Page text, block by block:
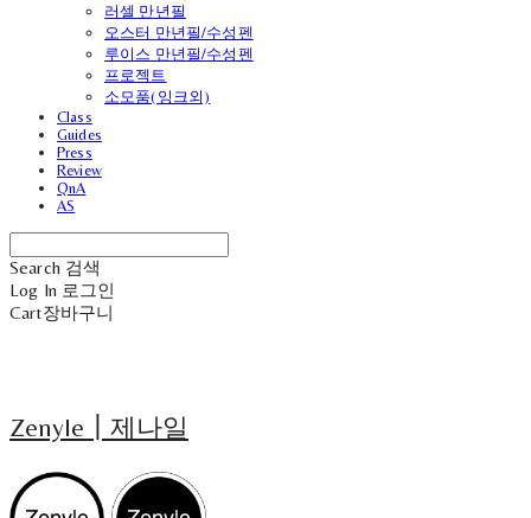
러셀 만년필
오스터 만년필/수성펜
루이스 만년필/수성펜
프로젝트
소모품(잉크외)
Class
Guides
Press
Review
QnA
AS
Search 검색
Log In 로그인
Cart장바구니
Zenyle┃제나일